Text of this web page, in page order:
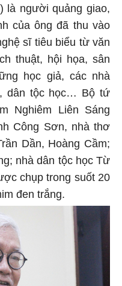
người quảng giao,
của ông đã thu vào
sĩ tiêu biểu từ văn
thuật, hội họa, sân
học giả, các nhà
dân tộc học… Bộ tứ
Nghiêm Liên Sáng
Công Sơn, nhà thơ
Dần, Hoàng Cầm;
nhà dân tộc học Từ
chụp trong suốt 20
đen trắng.